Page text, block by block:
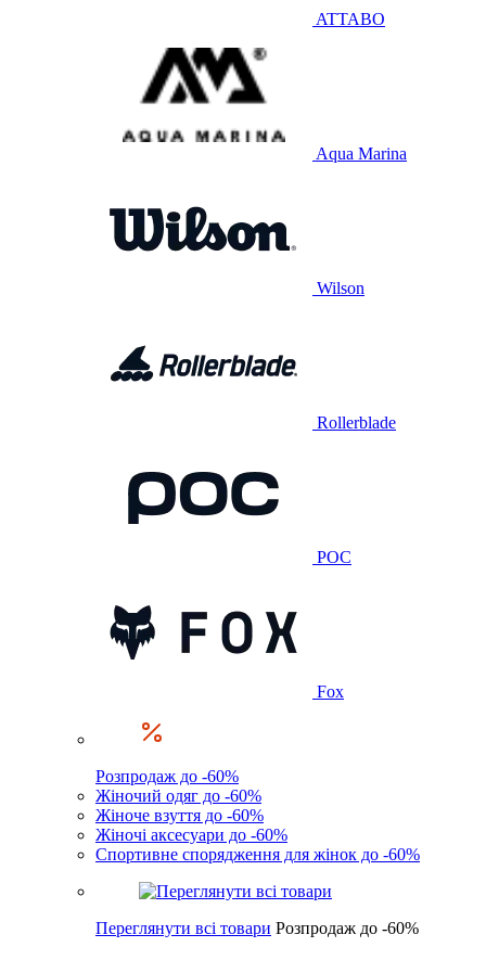
ATTABO
Aqua Marina
Wilson
Rollerblade
POC
Fox
Розпродаж до -60%
Жіночий одяг до -60%
Жіноче взуття до -60%
Жіночі аксесуари до -60%
Спортивне спорядження для жінок до -60%
Переглянути всі товари Розпродаж до -60%